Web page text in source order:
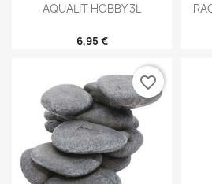
AQUALIT HOBBY 3L
6,95 €
favorite_border